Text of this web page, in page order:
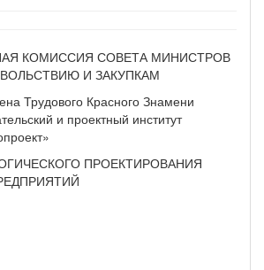
КОМИССИЯ СОВЕТА МИНИСТРОВ
И ЗАКУПКАМ
Трудового Красного Знамени
и проектный институт
ПРОЕКТИРОВАНИЯ